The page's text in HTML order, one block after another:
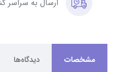
ارسال به سراسر
مشخصات دیدگاه‌ها